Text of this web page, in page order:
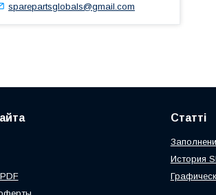
sparepartsglobals@gmail.com
Статті
История